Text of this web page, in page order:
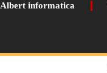
Albert informatica